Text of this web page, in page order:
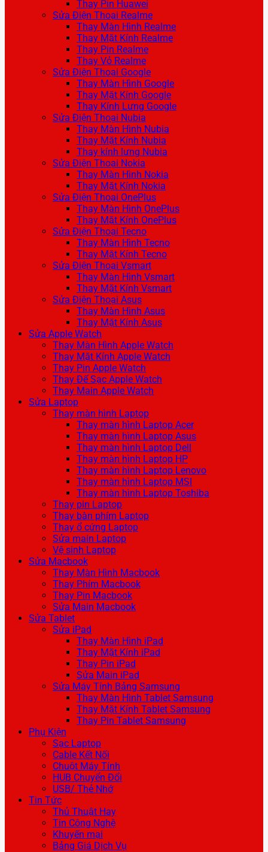
Thay Pin Huawei
Sửa Điện Thoại Realme
Thay Màn Hình Realme
Thay Mặt Kính Realme
Thay Pin Realme
Thay Vỏ Realme
Sửa Điện Thoại Google
Thay Màn Hình Google
Thay Mặt Kính Google
Thay Kính Lưng Google
Sửa Điện Thoại Nubia
Thay Màn Hình Nubia
Thay Mặt Kính Nubia
Thay kính lưng Nubia
Sửa Điện Thoại Nokia
Thay Màn Hình Nokia
Thay Mặt Kính Nokia
Sửa Điện Thoại OnePlus
Thay Màn Hình OnePlus
Thay Mặt Kính OnePlus
Sửa Điện Thoại Tecno
Thay Màn Hình Tecno
Thay Mặt Kính Tecno
Sửa Điện Thoại Vsmart
Thay Màn Hình Vsmart
Thay Mặt Kính Vsmart
Sửa Điện Thoại Asus
Thay Màn Hình Asus
Thay Mặt Kính Asus
Sửa Apple Watch
Thay Màn Hình Apple Watch
Thay Mặt Kính Apple Watch
Thay Pin Apple Watch
Thay Đế Sạc Apple Watch
Thay Main Apple Watch
Sửa Laptop
Thay màn hình Laptop
Thay màn hình Laptop Acer
Thay màn hình Laptop Asus
Thay màn hình Laptop Dell
Thay màn hình Laptop HP
Thay màn hình Laptop Lenovo
Thay màn hình Laptop MSI
Thay màn hình Laptop Toshiba
Thay pin Laptop
Thay bàn phím Laptop
Thay ổ cứng Laptop
Sửa main Laptop
Vệ sinh Laptop
Sửa Macbook
Thay Màn Hình Macbook
Thay Phím Macbook
Thay Pin Macbook
Sửa Main Macbook
Sửa Tablet
Sửa iPad
Thay Màn Hình iPad
Thay Mặt Kính iPad
Thay Pin iPad
Sửa Main iPad
Sửa Máy Tính Bảng Samsung
Thay Màn Hình Tablet Samsung
Thay Mặt Kính Tablet Samsung
Thay Pin Tablet Samsung
Phụ Kiện
Sạc Laptop
Cable Kết Nối
Chuột Máy Tính
HUB Chuyển Đổi
USB/ Thẻ Nhớ
Tin Tức
Thủ Thuật Hay
Tin Công Nghệ
Khuyến mại
Bảng Giá Dịch Vụ